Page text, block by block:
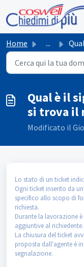
Salta al contenuto
Home ... Qual è il
Qual è il
si trova il
Modificato il
Lo stato di un ticket
Ogni ticket inserito da
specifico allo scopo di
richiesta.
Durante la lavorazione
aggiuntive al richiedente.
La chiusura del ticket
proposta dall'agente è
segnalazione.